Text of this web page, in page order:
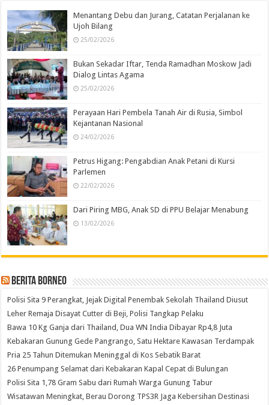
Menantang Debu dan Jurang, Catatan Perjalanan ke
Ujoh Bilang
25/02/2026
Bukan Sekadar Iftar, Tenda Ramadhan Moskow Jadi
Dialog Lintas Agama
25/02/2026
Perayaan Hari Pembela Tanah Air di Rusia, Simbol
Kejantanan Nasional
24/02/2026
Petrus Higang: Pengabdian Anak Petani di Kursi
Parlemen
22/02/2026
Dari Piring MBG, Anak SD di PPU Belajar Menabung
13/02/2026
Berita Borneo
Polisi Sita 9 Perangkat, Jejak Digital Penembak Sekolah Thailand Diusut
Leher Remaja Disayat Cutter di Beji, Polisi Tangkap Pelaku
Bawa 10 Kg Ganja dari Thailand, Dua WN India Dibayar Rp4,8 Juta
Kebakaran Gunung Gede Pangrango, Satu Hektare Kawasan Terdampak
Pria 25 Tahun Ditemukan Meninggal di Kos Sebatik Barat
26 Penumpang Selamat dari Kebakaran Kapal Cepat di Bulungan
Polisi Sita 1,78 Gram Sabu dari Rumah Warga Gunung Tabur
Wisatawan Meningkat, Berau Dorong TPS3R Jaga Kebersihan Destinasi